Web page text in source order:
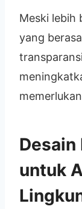
Meski lebih
yang
Desain
untuk